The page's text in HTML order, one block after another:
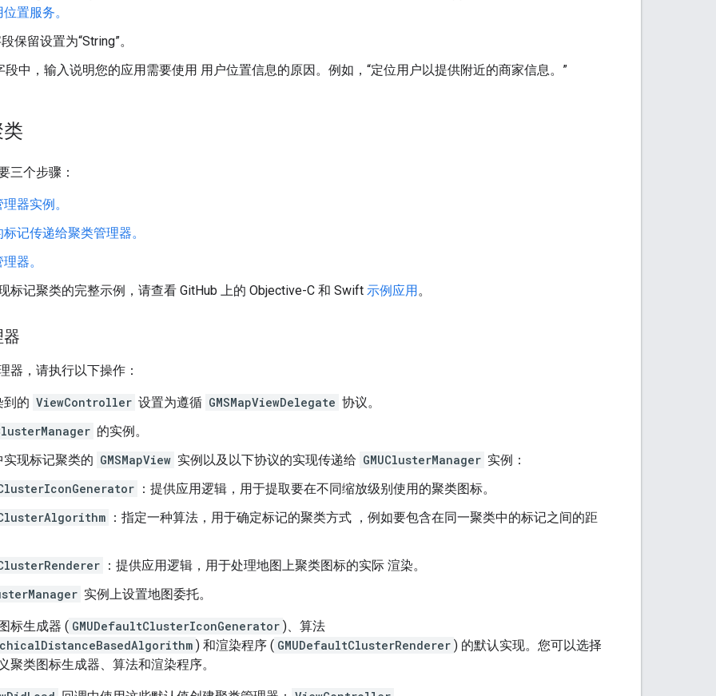
置服务。
保留设置为“String”。
段中，输入说明您的应用需要使用 用户位置信息的原因。例如，“定位用户以提供附近的商家信息。”
三个步骤：
器实例。
记传递给聚类管理器。
器。
标记聚类的完整示例，请查看 GitHub 上的 Objective-C 和 Swift 示例应用。
器，请执行以下操作：
到的 ViewController 设置为遵循 GMSMapViewDelegate 协议。
的实例。
现标记聚类的 GMSMapView 实例以及以下协议的实现传递给 GMUClusterManager 实例：
：提供应用逻辑，用于提取要在不同缩放级别使用的聚类图标。
：指定一种算法，用于确定标记的聚类方式 ，例如要包含在同一聚类中的标记之间的距
：提供应用逻辑，用于处理地图上聚类图标的实际 渲染。
实例上设置地图委托。
标生成器 ( GMUDefaultClusterIconGenerator )、算法
) 和渲染程序 ( GMUDefaultClusterRenderer ) 的默认实现。您可以选择
聚类图标生成器、算法和渲染程序。